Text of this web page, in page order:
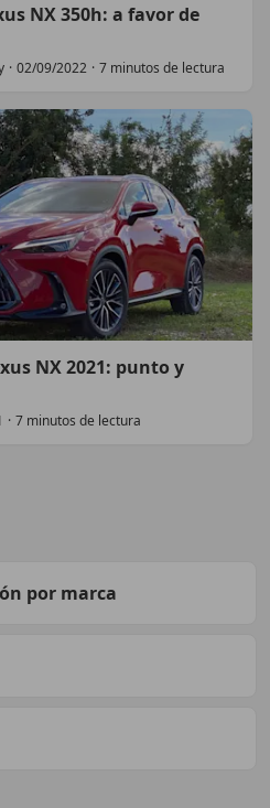
NX 350h: a favor de
· 02/09/2022 · 7 minutos de lectura
NX 2021: punto y
· 7 minutos de lectura
por marca